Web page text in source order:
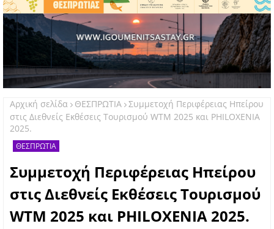
Αρχική σελίδα ΘΕΣΠΡΩΤΙΑ Συμμετοχή Περιφέρειας Ηπείρου
στις Διεθνείς Εκθέσεις Τουρισμού WTM 2025 και PHILOXENIA
2025.
ΘΕΣΠΡΩΤΙΑ
Συμμετοχή Περιφέρειας Ηπείρου
στις Διεθνείς Εκθέσεις Τουρισμού
WTM 2025 και PHILOXENIA 2025.